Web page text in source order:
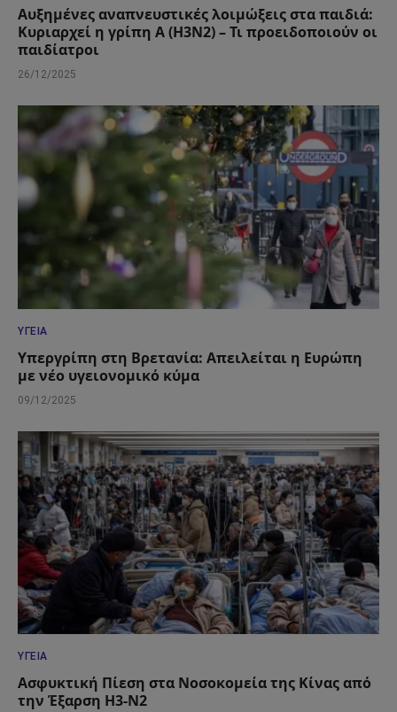
Αυξημένες αναπνευστικές λοιμώξεις στα παιδιά:
Κυριαρχεί η γρίπη Α (Η3Ν2) – Τι προειδοποιούν οι
παιδίατροι
26/12/2025
ΥΓΕΊΑ
Υπεργρίπη στη Βρετανία: Απειλείται η Ευρώπη
με νέο υγειονομικό κύμα
09/12/2025
ΥΓΕΊΑ
Ασφυκτική Πίεση στα Νοσοκομεία της Κίνας από
την Έξαρση H3-N2